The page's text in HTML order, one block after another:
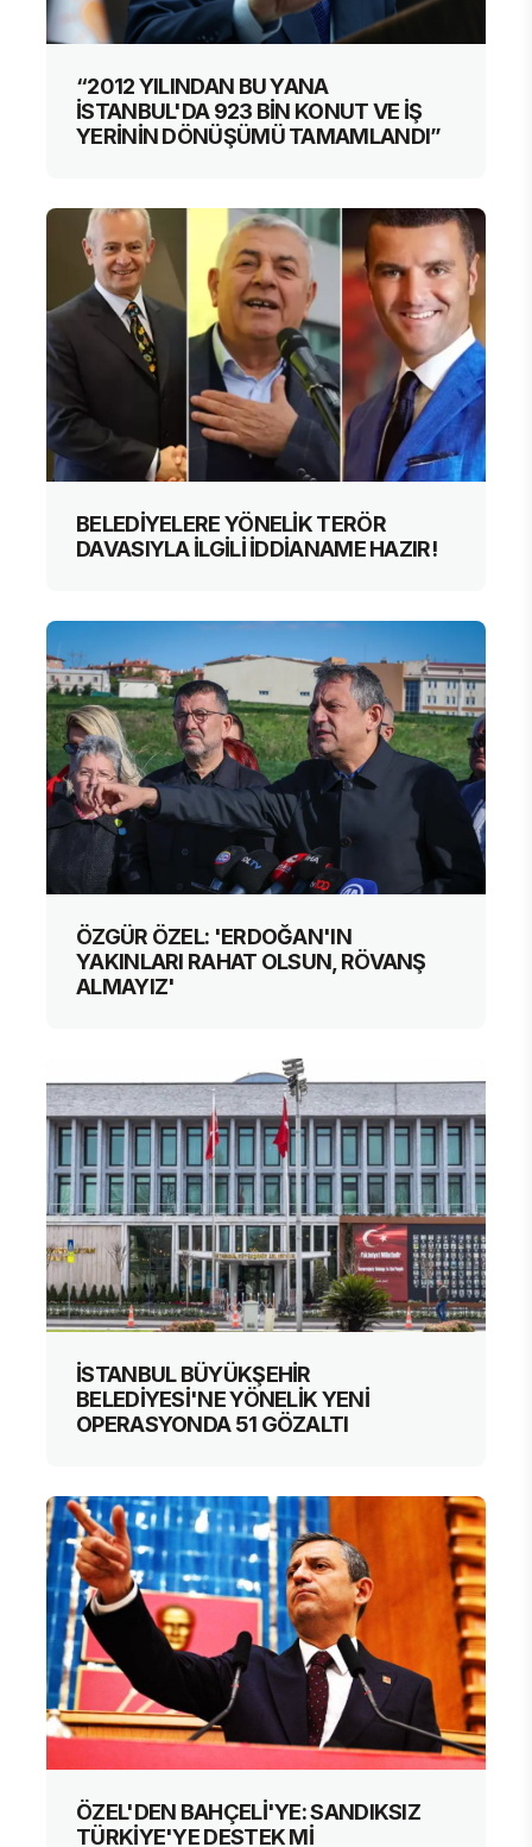
“2012 YILINDAN BU YANA
İSTANBUL'DA 923 BİN KONUT VE İŞ
YERİNİN DÖNÜŞÜMÜ TAMAMLANDI”
BELEDİYELERE YÖNELİK TERÖR
DAVASIYLA İLGİLİ İDDİANAME HAZIR!
ÖZGÜR ÖZEL: 'ERDOĞAN'IN
YAKINLARI RAHAT OLSUN, RÖVANŞ
ALMAYIZ'
İSTANBUL BÜYÜKŞEHİR
BELEDİYESİ'NE YÖNELİK YENİ
OPERASYONDA 51 GÖZALTI
ÖZEL'DEN BAHÇELİ'YE: SANDIKSIZ
TÜRKİYE'YE DESTEK Mİ